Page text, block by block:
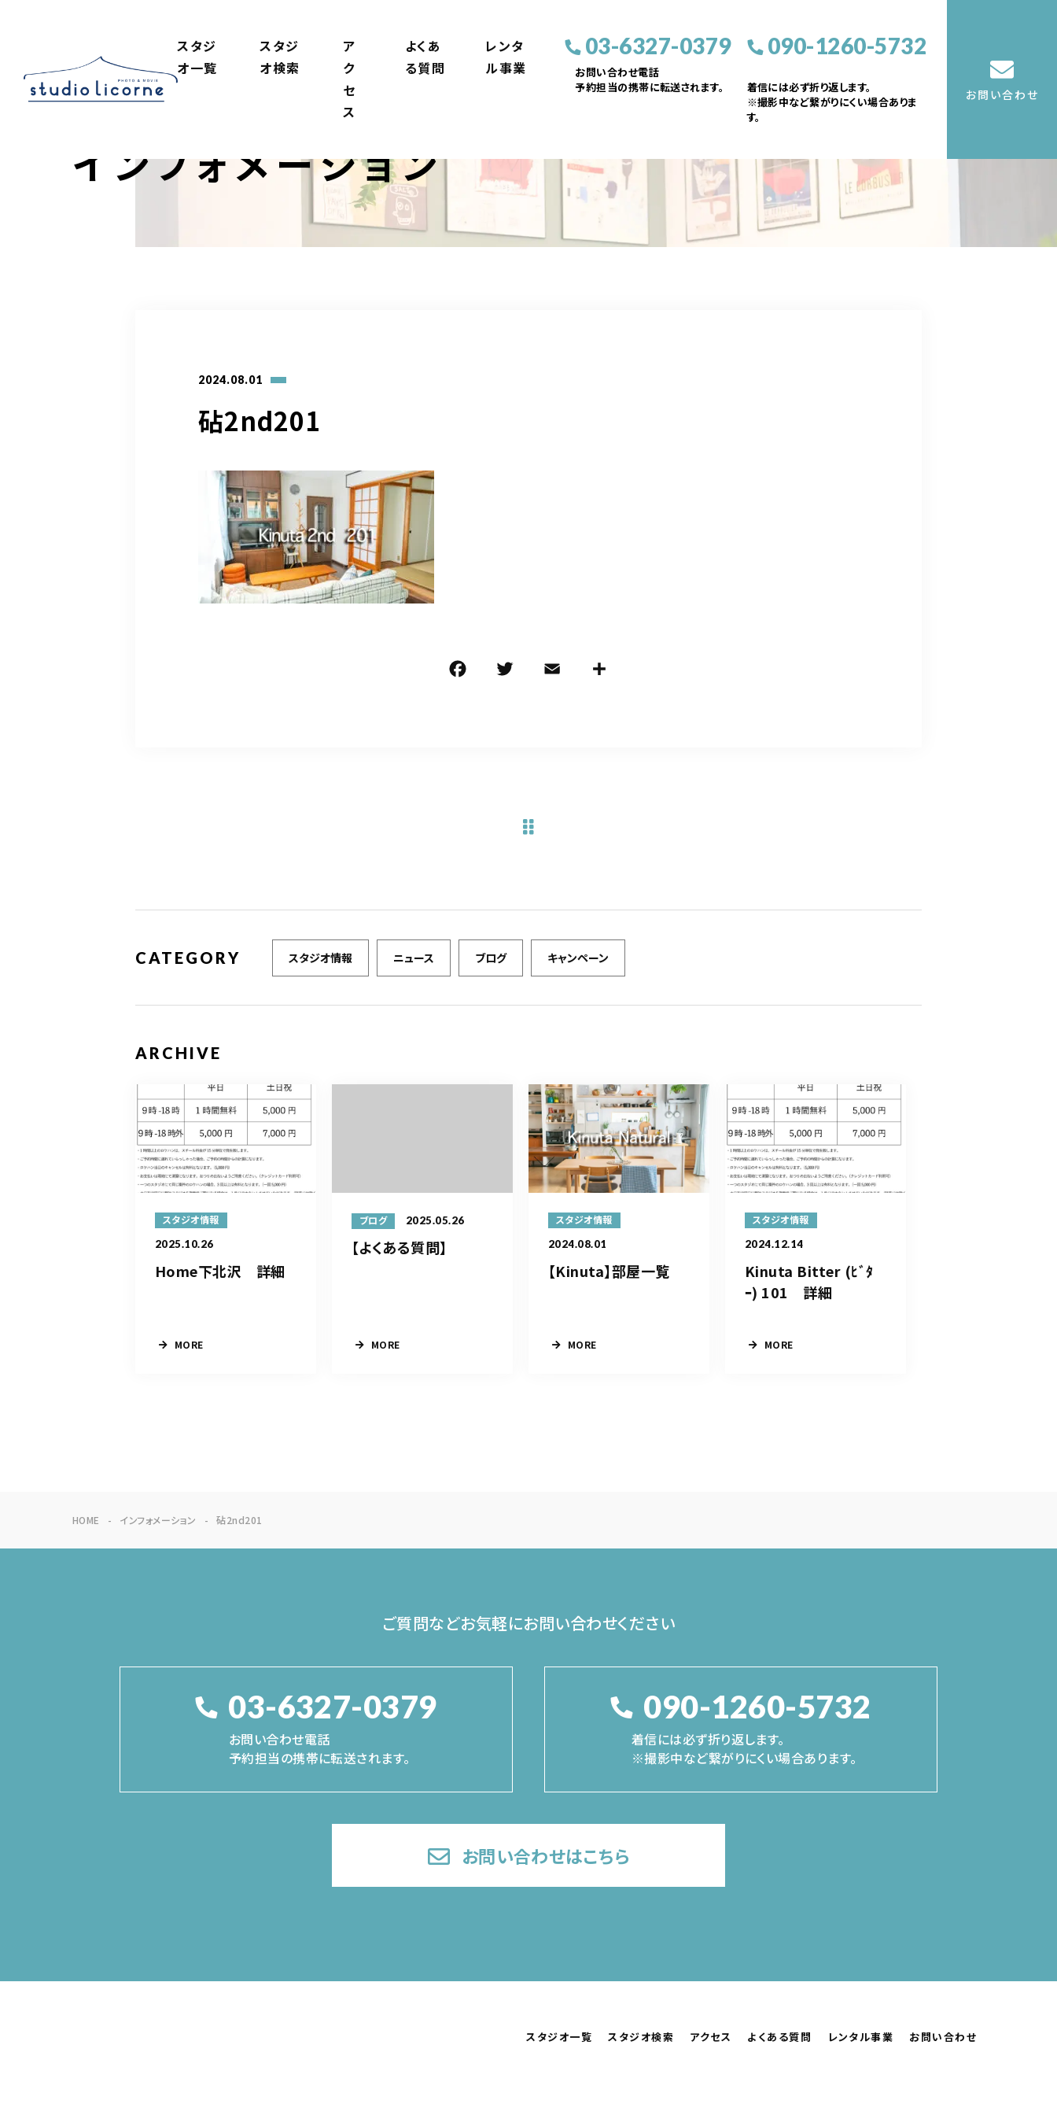
スタジ
オ一覧
スタジ
オ検索
ア
ク
セ
ス
よくあ
る質問
レンタ
ル事業
03-6327-0379
お問い合わせ電話
予約担当の携帯に転送されます。
090-1260-5732
着信には必ず折り返します。
※撮影中など繋がりにくい場合ありま
す。
お問い合わせ
インフォメーション
2024.08.01
砧2nd201
CATEGORY スタジオ情報 ニュース ブログ キャンペーン
ARCHIVE
スタジオ情報
2025.10.26
Home下北沢 詳細
MORE
ブログ 2025.05.26
【よくある質問】
MORE
スタジオ情報
2024.08.01
【Kinuta】部屋一覧
MORE
スタジオ情報
2024.12.14
Kinuta Bitter (ﾋﾞﾀ
ｰ) 101 詳細
MORE
HOME インフォメーション 砧2nd201
ご質問などお気軽にお問い合わせください
03-6327-0379
お問い合わせ電話
予約担当の携帯に転送されます。
090-1260-5732
着信には必ず折り返します。
※撮影中など繋がりにくい場合あります。
お問い合わせはこちら
スタジオ一覧 スタジオ検索 アクセス よくある質問 レンタル事業 お問い合わせ